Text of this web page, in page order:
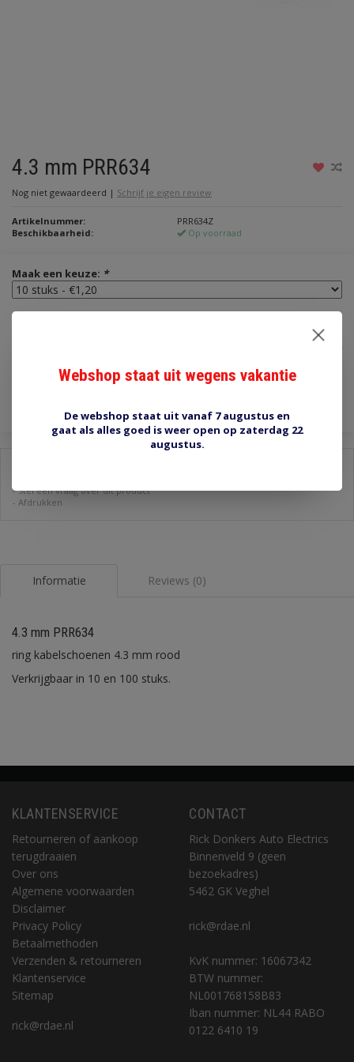
4.3 mm PRR634
Nog niet gewaardeerd | Schrijf je eigen review
Artikelnummer:
PRR634Z
Beschikbaarheid:
Op voorraad
Maak een keuze: *
€1,20
Toevoegen aan winkelwagen
-Stel een vraag over dit product
- Afdrukken
Informatie Reviews (0)
4.3 mm PRR634
ring kabelschoenen 4.3 mm rood
Verkrijgbaar in 10 en 100 stuks.
KLANTENSERVICE
Retourneren of aankoop
terugdraaien
Over ons
Algemene voorwaarden
Disclaimer
Privacy Policy
Betaalmethoden
Verzenden & retourneren
Klantenservice
Sitemap
rick@rdae.nl
CONTACT
Rick Donkers Auto Electrics
Binnenveld 9 (geen
bezoekadres)
5462 GK Veghel
rick@rdae.nl
KvK nummer: 16067342
BTW nummer:
NL001768158B83
Iban nummer: NL44 RABO
0122 6410 19
Webshop staat uit wegens vakantie
De webshop staat uit vanaf 7 augustus en
gaat als alles goed is weer open op zaterdag 22
augustus.